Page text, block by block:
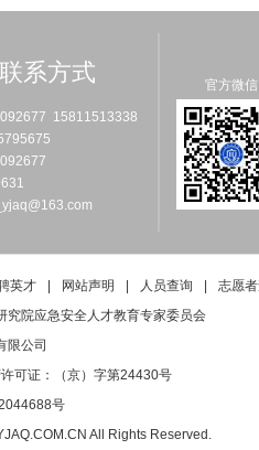
联系方式
15811513338
官方微信
英才 | 网站声明 | 人员查询 | 志愿
究院应急安全人才教育专家委员会
限公司
可证：（京）字第24430号
号
All Rights Reserved.